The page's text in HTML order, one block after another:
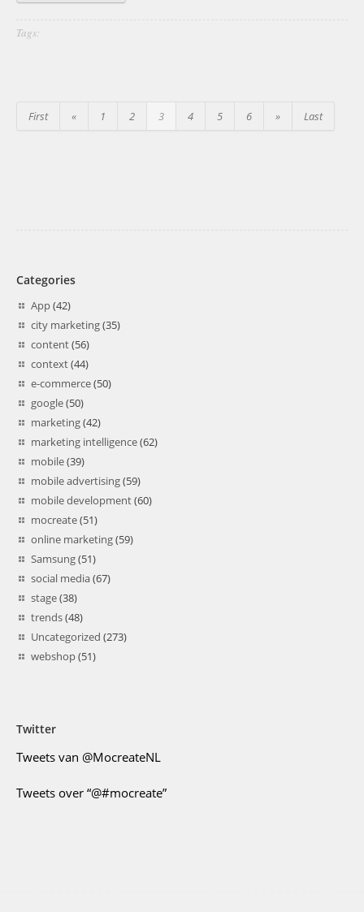
Tags:
First « 1 2 3 4 5 6 » Last
Categories
App(42)
city marketing(35)
content(56)
context(44)
e-commerce(50)
google(50)
marketing(42)
marketing intelligence(62)
mobile(39)
mobile advertising(59)
mobile development(60)
mocreate(51)
online marketing(59)
Samsung(51)
social media(67)
stage(38)
trends(48)
Uncategorized (273)
webshop(51)
Twitter
Tweets van @MocreateNL
Tweets over “@#mocreate”